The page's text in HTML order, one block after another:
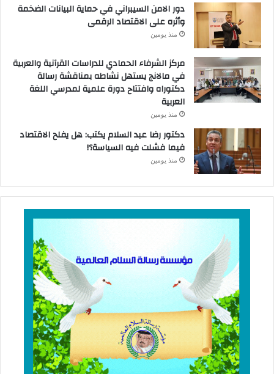
دور الامن السيبراني في حماية البيانات الضخمة
وأثره على الاقتصاد الرقمى
منذ يومين
مركز الشرفاء الحمادي للدراسات القرآنية والعربية
في مالانج يستهل نشاطه بمناقشة رسالة
دكتوراه وافتتاح دورة علمية لمدرسي اللغة
العربية
منذ يومين
دكتور رضا عبد السلام يكتب: هل يفلح الاقتصاد
فيما فشلت فيه السياسة؟!
منذ يومين